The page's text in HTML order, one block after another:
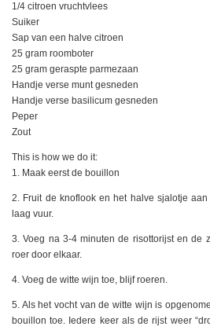
1/4 citroen vruchtvlees
Suiker
Sap van een halve citroen
25 gram roomboter
25 gram geraspte parmezaan
Handje verse munt gesneden
Handje verse basilicum gesneden
Peper
Zout
This is how we do it:
1. Maak eerst de bouillon
2. Fruit de knoflook en het halve sjalotje
laag vuur.
3. Voeg na 3-4 minuten de risottorijst en de
roer door elkaar.
4. Voeg de witte wijn toe, blijf roeren.
5. Als het vocht van de witte wijn is
bouillon toe. Iedere keer als de rijst weer